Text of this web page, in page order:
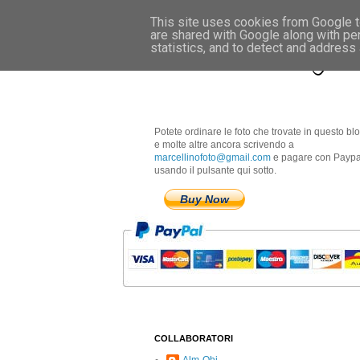
Marcellino
Potete ordinare le foto che trovate in questo
e molte altre ancora scrivendo a
marcellinofoto@gmail.com e pagare con
usando il pulsante qui sotto.
Buy Now
COLLABORATORI
This site uses cookies from Google
are shared with Google along with
statistics, and to detect and address